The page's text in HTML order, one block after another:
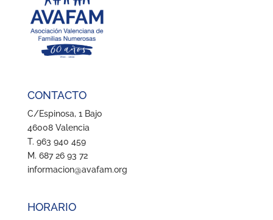
CONTACTO
C/Espinosa, 1 Bajo
46008 Valencia
T. 963 940 459
M. 687 26 93 72
informacion@avafam.org
HORARIO